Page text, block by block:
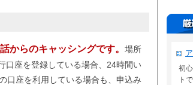
からのキャッシングです。 場所
口座を登録している場合、24時間い
口座を利用している場合も、申込み
初
ト